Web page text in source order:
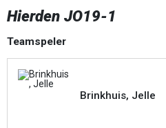
Hierden JO19-1
Teamspeler
Brinkhuis, Jelle